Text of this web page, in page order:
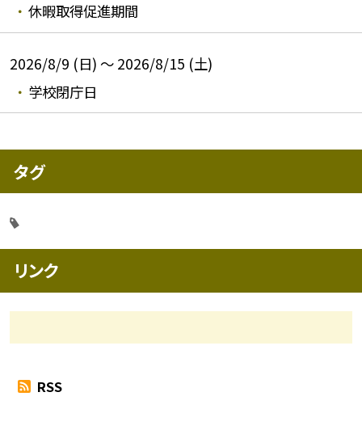
休暇取得促進期間
2026/8/9 (日) ～ 2026/8/15 (土)
学校閉庁日
タグ
リンク
RSS